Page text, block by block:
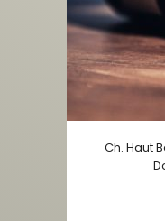
Ch. Haut